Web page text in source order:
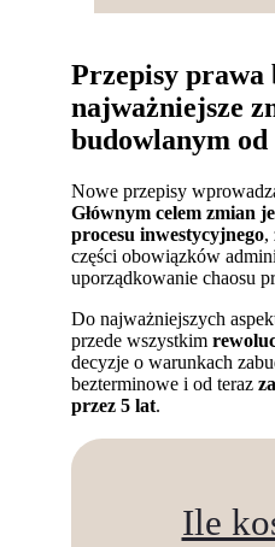
Przepisy prawa
najważniejsze
budowlanym od
Nowe przepisy
Głównym celem zmian
procesu inwestycyjnego,
części obowiązków
uporządkowanie chaosu
Do najważniejszych
przede wszystkim
decyzje o warunkach
bezterminowe i od teraz
przez 5 lat.
Ile